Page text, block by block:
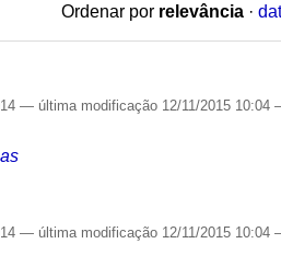
Ordenar por relevância ·
— última modificação 12/11/2015 10:04
— última modificação 12/11/2015 10:04